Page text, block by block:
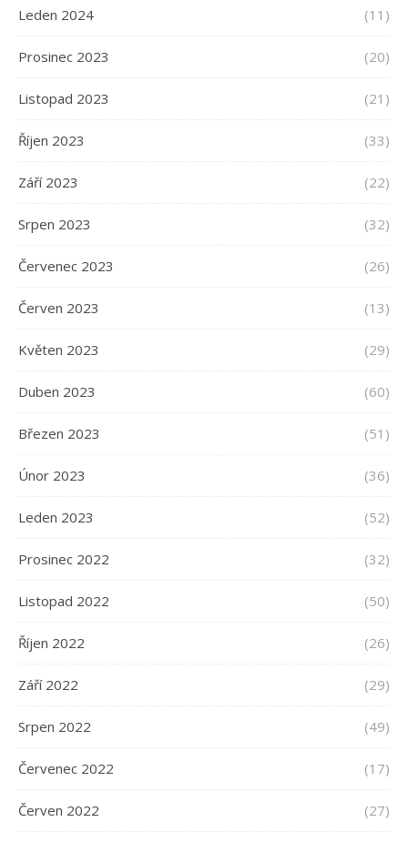
Leden 2024 (11)
Prosinec 2023 (20)
Listopad 2023 (21)
Říjen 2023 (33)
Září 2023 (22)
Srpen 2023 (32)
Červenec 2023 (26)
Červen 2023 (13)
Květen 2023 (29)
Duben 2023 (60)
Březen 2023 (51)
Únor 2023 (36)
Leden 2023 (52)
Prosinec 2022 (32)
Listopad 2022 (50)
Říjen 2022 (26)
Září 2022 (29)
Srpen 2022 (49)
Červenec 2022 (17)
Červen 2022 (27)